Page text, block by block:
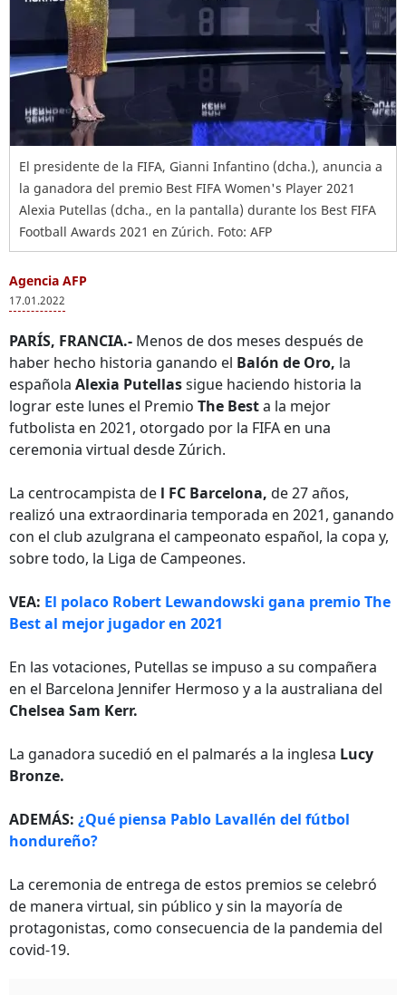
El presidente de la FIFA, Gianni Infantino (dcha.), anuncia a
la ganadora del premio Best FIFA Women's Player 2021
Alexia Putellas (dcha., en la pantalla) durante los Best FIFA
Football Awards 2021 en Zúrich. Foto: AFP
Agencia AFP
17.01.2022
PARÍS, FRANCIA.- Menos de dos meses después de
haber hecho historia ganando el Balón de Oro, la
española Alexia Putellassigue haciendo historia la
lograr este lunes el Premio The Besta la mejor
futbolista en 2021, otorgado por la FIFA en una
ceremonia virtual desde Zúrich.
La centrocampista de l FC Barcelona, de 27 años,
realizó una extraordinaria temporada en 2021, ganando
con el club azulgrana el campeonato español, la copa y,
sobre todo, la Liga de Campeones.
VEA: El polaco Robert Lewandowski gana premio The
Best al mejor jugador en 2021
En las votaciones, Putellas se impuso a su compañera
en el Barcelona Jennifer Hermoso y a la australiana del
Chelsea Sam Kerr.
La ganadora sucedió en el palmarés a la inglesa Lucy
Bronze.
ADEMÁS: ¿Qué piensa Pablo Lavallén del fútbol
hondureño?
La ceremonia de entrega de estos premios se celebró
de manera virtual, sin público y sin la mayoría de
protagonistas, como consecuencia de la pandemia del
covid-19.